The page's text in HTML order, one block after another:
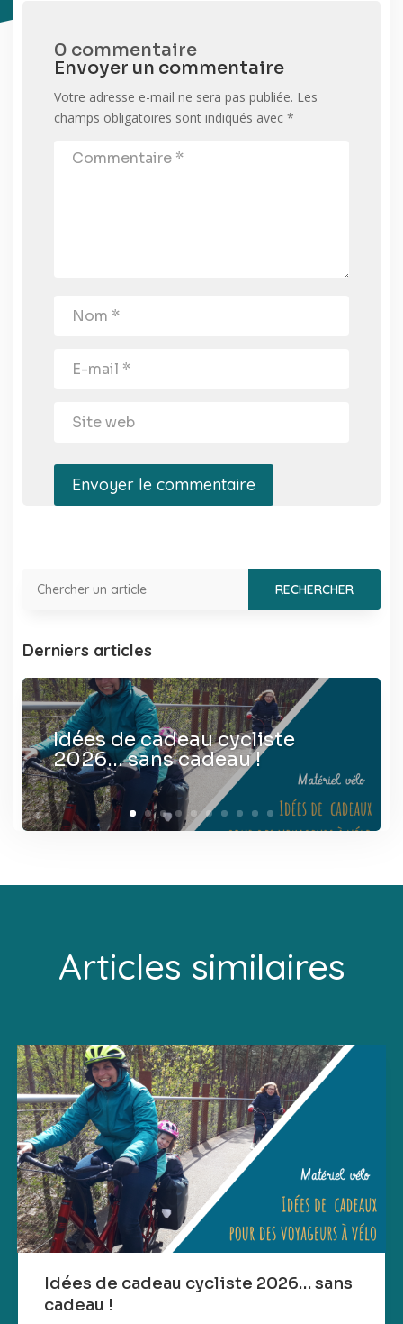
0 commentaire
Envoyer un commentaire
Votre adresse e-mail ne sera pas publiée. Les
champs obligatoires sont indiqués avec *
Envoyer le commentaire
Derniers articles
Idées de cadeau cycliste
2026… sans cadeau !
Articles similaires
Idées de cadeau cycliste 2026… sans
cadeau !